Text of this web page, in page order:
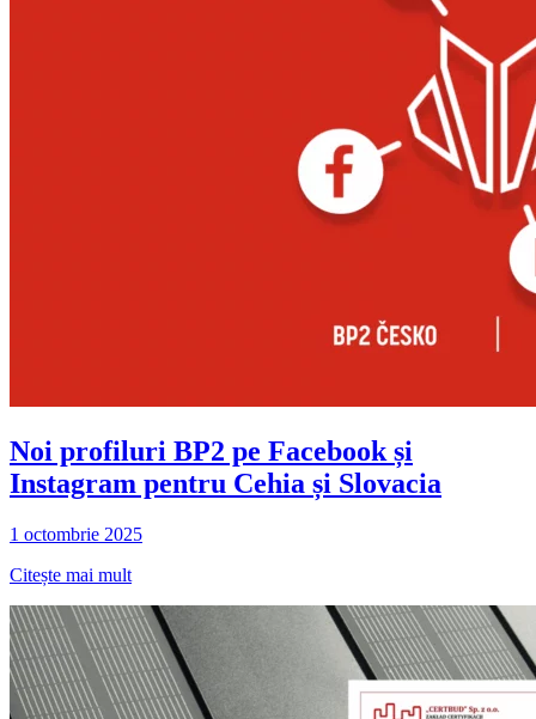
Noi profiluri BP2 pe Facebook și
Instagram pentru Cehia și Slovacia
1 octombrie 2025
Citește mai mult